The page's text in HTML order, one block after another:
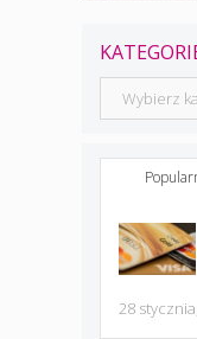
Kategorie
28